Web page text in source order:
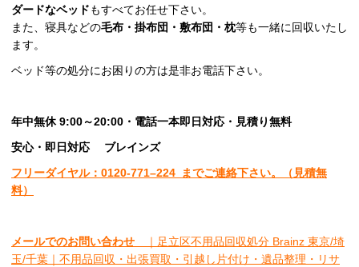
ダードなベッドもすべてお任せ下さい。
また、寝具などの毛布・掛布団・敷布団・枕等も一緒に回収いたし
ます。
ベッド等の処分にお困りの方は是非お電話下さい。
年中無休 9:00～20:00・電話一本即日対応・見積り無料
安心・即日対応
ブレインズ
フリーダイヤル：0120-771–224 までご連絡下さい。
（見積無
料）
メールでのお問い合わせ
｜足立区不用品回収処分 Brainz 東京/埼
玉/千葉｜不用品回収・出張買取・引越し片付け・遺品整理・リサ